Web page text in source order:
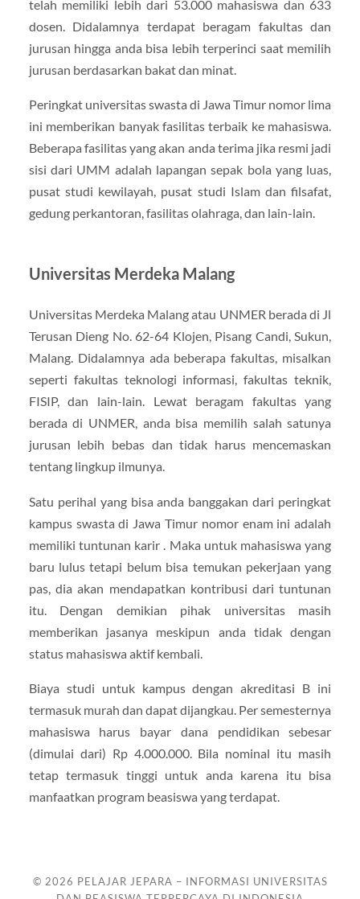
telah memiliki lebih dari 53.000 mahasiswa dan 633
dosen. Didalamnya terdapat beragam fakultas dan
jurusan hingga anda bisa lebih terperinci saat memilih
jurusan berdasarkan bakat dan minat.
Peringkat universitas swasta di Jawa Timur nomor lima
ini memberikan banyak fasilitas terbaik ke mahasiswa.
Beberapa fasilitas yang akan anda terima jika resmi jadi
sisi dari UMM adalah lapangan sepak bola yang luas,
pusat studi kewilayah, pusat studi Islam dan filsafat,
gedung perkantoran, fasilitas olahraga, dan lain-lain.
Universitas Merdeka Malang
Universitas Merdeka Malang atau UNMER berada di Jl
Terusan Dieng No. 62-64 Klojen, Pisang Candi, Sukun,
Malang. Didalamnya ada beberapa fakultas, misalkan
seperti fakultas teknologi informasi, fakultas teknik,
FISIP, dan lain-lain. Lewat beragam fakultas yang
berada di UNMER, anda bisa memilih salah satunya
jurusan lebih bebas dan tidak harus mencemaskan
tentang lingkup ilmunya.
Satu perihal yang bisa anda banggakan dari peringkat
kampus swasta di Jawa Timur nomor enam ini adalah
memiliki tuntunan karir . Maka untuk mahasiswa yang
baru lulus tetapi belum bisa temukan pekerjaan yang
pas, dia akan mendapatkan kontribusi dari tuntunan
itu. Dengan demikian pihak universitas masih
memberikan jasanya meskipun anda tidak dengan
status mahasiswa aktif kembali.
Biaya studi untuk kampus dengan akreditasi B ini
termasuk murah dan dapat dijangkau. Per semesternya
mahasiswa harus bayar dana pendidikan sebesar
(dimulai dari) Rp 4.000.000. Bila nominal itu masih
tetap termasuk tinggi untuk anda karena itu bisa
manfaatkan program beasiswa yang terdapat.
© 2026 PELAJAR JEPARA – INFORMASI UNIVERSITAS